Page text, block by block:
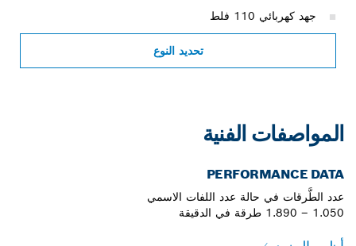
جهد كهربائي 110 فلط
تحديد النوع
المواصفات الفنية
PERFORMANCE DATA
عدد الطَّرقات في حالة عدد اللفات الاسمي
1.050 – 1.890 طرقة في الدقيقة